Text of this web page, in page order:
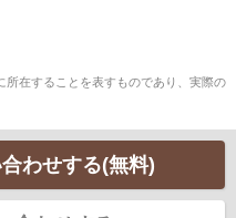
在することを表すものであり、実際の
わせする(無料)